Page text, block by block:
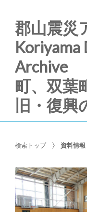
郡山震
Koriyama
Archive
町、双葉
旧・復興
検索トップ 資料情報